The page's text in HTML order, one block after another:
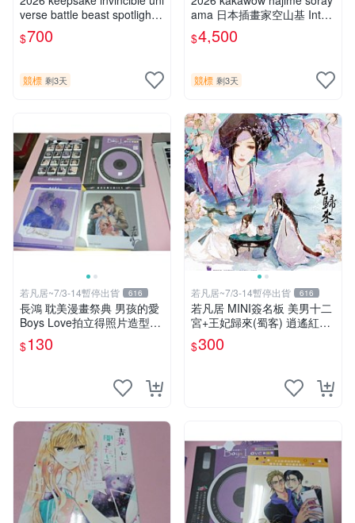
verse battle beast spotlight
戰鬥野獸簽名盒卡
$700
競標 剩3天
ama 日本插畫家空山基 Inter
national國際版官方收藏簽名
盒卡
$4,500
競標 剩3天
若凡居~7/3-14暫停出貨 616
長鴻 耽美漫畫祭典 男孩的愛
Boys Love拍立得照片造型透
卡 第二彈 超值星期五的sex +
劇毒甜心
$130
若凡居~7/3-14暫停出貨 616
若凡居 MINI簽名板 美男十二
宮+王妃歸來(蜀客) 逍遙紅塵
&貓君笑豬&何何舞 親筆簽名
簽名板
$300